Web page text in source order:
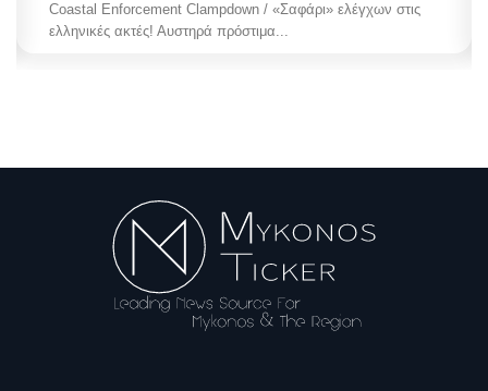
Coastal Enforcement Clampdown / «Σαφάρι» ελέγχων στις
ελληνικές ακτές! Αυστηρά πρόστιμα...